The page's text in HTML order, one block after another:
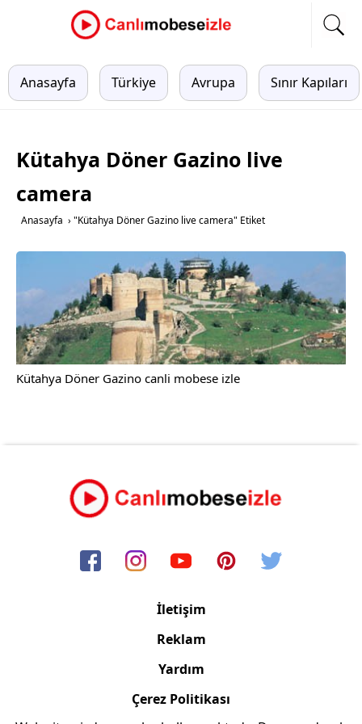
Anasayfa Türkiye Avrupa Sınır Kapıları
Kütahya Döner Gazino live
camera
Anasayfa › "Kütahya Döner Gazino live camera" Etiket
Kütahya Döner Gazino canli mobese izle
İletişim
Reklam
Yardım
Çerez Politikası